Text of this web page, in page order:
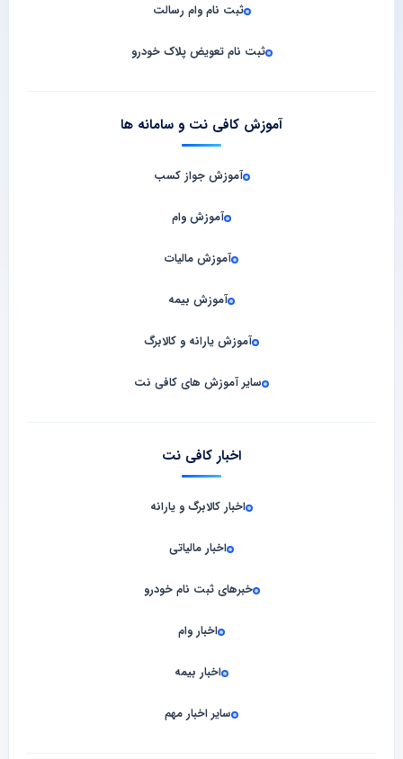
ثبت نام وام رسالت
ثبت نام تعویض پلاک خودرو
آموزش کافی نت و سامانه‌ ها
آموزش جواز کسب
آموزش وام
آموزش مالیات
آموزش بیمه
آموزش یارانه و کالابرگ
سایر آموزش های کافی نت
اخبار کافی نت
اخبار کالابرگ و یارانه
اخبار مالیاتی
خبرهای ثبت نام خودرو
اخبار وام
اخبار بیمه
سایر اخبار مهم